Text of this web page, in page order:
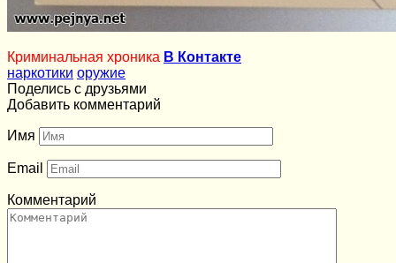
Криминальная хроника В Контакте
наркотики оружие
Поделись с друзьями
Добавить комментарий
Имя
Email
Комментарий